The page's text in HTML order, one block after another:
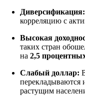
Диверсификация:
корреляцию с
Высокая
таких стран
на 2,5
Слабый доллар:
перекладываются
растущим